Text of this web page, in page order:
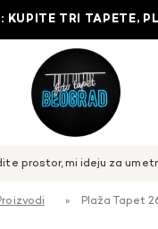
KUPITE TRI TAPETE,
» Plaža Tapet